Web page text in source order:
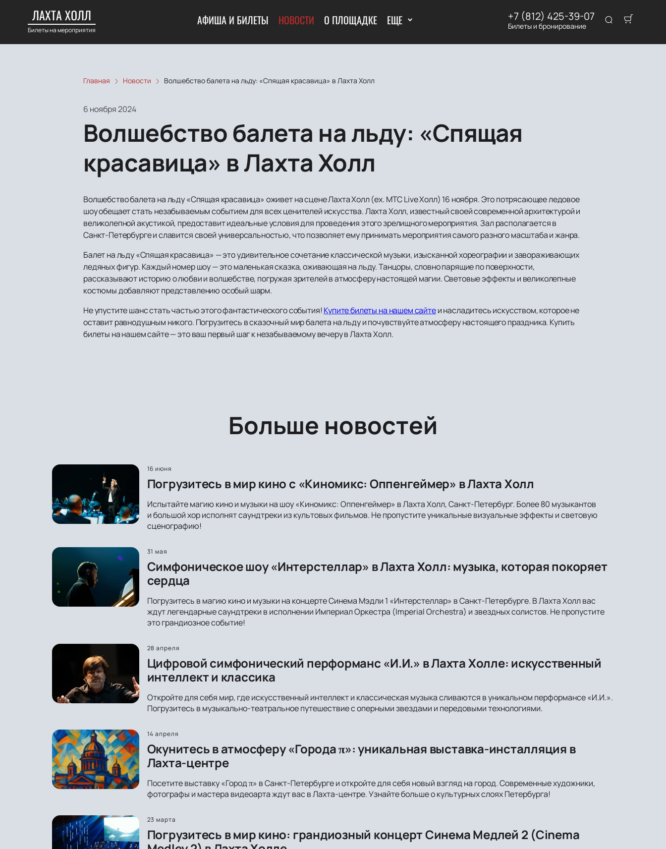
ЛАХТА ХОЛЛ
Билеты на мероприятия
АФИША И БИЛЕТЫ НОВОСТИ О ПЛОЩАДКЕ ЕЩЕ +7 (812) 425-39-07
Билеты и бронирование
Главная Новости Волшебство балета на льду: «Спящая красавица» в Лахта Холл
6 ноября 2024
Волшебство балета на льду: «Спящая
красавица» в Лахта Холл
Волшебство балета на льду «Спящая красавица» оживет на сцене Лахта Холл (ex. МТС Live Холл) 16 ноября. Это потрясающее ледовое
шоу обещает стать незабываемым событием для всех ценителей искусства. Лахта Холл, известный своей современной архитектурой и
великолепной акустикой, предоставит идеальные условия для проведения этого зрелищного мероприятия. Зал располагается в
Санкт-Петербурге и славится своей универсальностью, что позволяет ему принимать мероприятия самого разного масштаба и жанра.
Балет на льду «Спящая красавица» — это удивительное сочетание классической музыки, изысканной хореографии и завораживающих
ледяных фигур. Каждый номер шоу — это маленькая сказка, оживающая на льду. Танцоры, словно парящие по поверхности,
рассказывают историю о любви и волшебстве, погружая зрителей в атмосферу настоящей магии. Световые эффекты и великолепные
костюмы добавляют представлению особый шарм.
Не упустите шанс стать частью этого фантастического события! Купите билеты на нашем сайтеи насладитесь искусством, которое не
оставит равнодушным никого. Погрузитесь в сказочный мир балета на льду и почувствуйте атмосферу настоящего праздника. Купить
билеты на нашем сайте — это ваш первый шаг к незабываемому вечеру в Лахта Холл.
Больше новостей
16 июня
Погрузитесь в мир кино с «Киномикс: Оппенгеймер» в Лахта Холл
Испытайте магию кино и музыки на шоу «Киномикс: Оппенгеймер» в Лахта Холл, Санкт-Петербург. Более 80 музыкантов
и большой хор исполнят саундтреки из культовых фильмов. Не пропустите уникальные визуальные эффекты и световую
сценографию!
31 мая
Симфоническое шоу «Интерстеллар» в Лахта Холл: музыка, которая покоряет
сердца
Погрузитесь в магию кино и музыки на концерте Синема Мэдли 1 «Интерстеллар» в Санкт-Петербурге. В Лахта Холл вас
ждут легендарные саундтреки в исполнении Империал Оркестра (Imperial Orchestra) и звездных солистов. Не пропустите
это грандиозное событие!
28 апреля
Цифровой симфонический перформанс «И.И.» в Лахта Холле: искусственный
интеллект и классика
Откройте для себя мир, где искусственный интеллект и классическая музыка сливаются в уникальном перформансе «И.И.».
Погрузитесь в музыкально-театральное путешествие с оперными звездами и передовыми технологиями.
14 апреля
Окунитесь в атмосферу «Города π»: уникальная выставка-инсталляция в
Лахта-центре
Посетите выставку «Город π» в Санкт-Петербурге и откройте для себя новый взгляд на город. Современные художники,
фотографы и мастера видеоарта ждут вас в Лахта-центре. Узнайте больше о культурных слоях Петербурга!
23 марта
Погрузитесь в мир кино: грандиозный концерт Синема Медлей 2 (Cinema